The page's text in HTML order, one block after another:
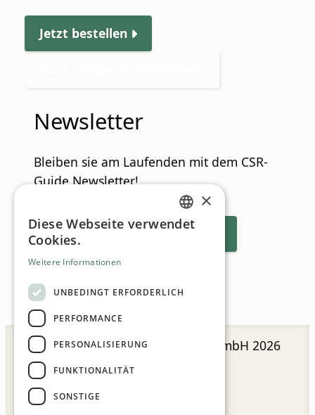
Jetzt bestellen
Newsletter
Bleiben sie am Laufenden mit dem CSR-
Guide Newsletter!
Zum Newsletter anmelden
CSR Guide© MN Anzeigenservice GmbH 2026
Impressum
GERMAN
×
Diese Webseite verwendet
Cookies.
Weitere Informationen
UNBEDINGT ERFORDERLICH
PERFORMANCE
PERSONALISIERUNG
FUNKTIONALITÄT
SONSTIGE